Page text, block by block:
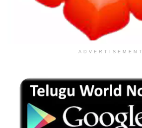
ADVERTISEMENT